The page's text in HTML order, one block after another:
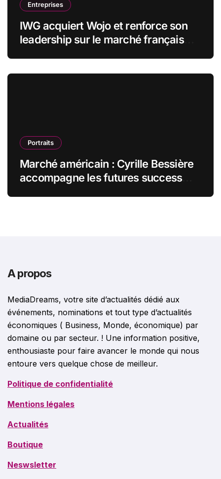
Entreprises
IWG acquiert Wojo et renforce son
leadership sur le marché français
Portraits
Marché américain : Cyrille Bessière
accompagne les futures success
A propos
MediaDreams, votre site d’actualités dédié aux
événements, nominations et tout type d’actualités
économiques ( Business, Monde, économique) par
domaine ou par secteur. ! Une information positive,
enthousiaste pour faire avancer le monde qui nous
entoure vers quelque chose de meilleur.
Politique de confidentialité
Mentions légales
Actualités
Boutique
Neswsletter